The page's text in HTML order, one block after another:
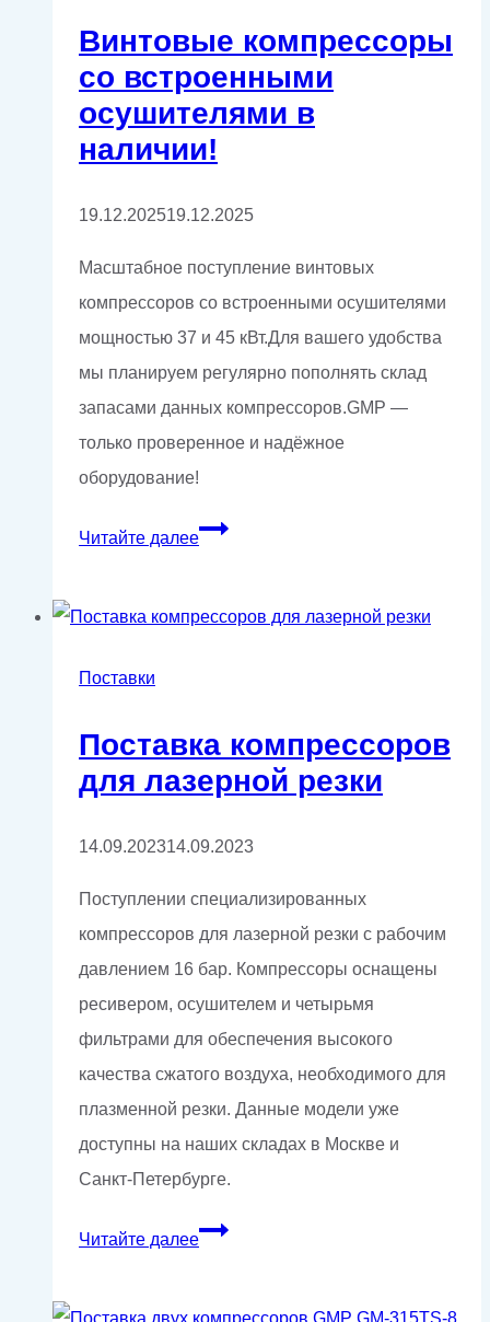
Винтовые компрессоры
со встроенными
осушителями в
наличии!
19.12.202519.12.2025
Масштабное поступление винтовых
компрессоров со встроенными осушителями
мощностью 37 и 45 кВт.Для вашего удобства
мы планируем регулярно пополнять склад
запасами данных компрессоров.GMP —
только проверенное и надёжное
оборудование!
Читайте далееВинтовые
наличии!
Поставки
Поставка компрессоров
для лазерной резки
14.09.202314.09.2023
Поступлении специализированных
компрессоров для лазерной резки с рабочим
давлением 16 бар. Компрессоры оснащены
ресивером, осушителем и четырьмя
фильтрами для обеспечения высокого
качества сжатого воздуха, необходимого для
плазменной резки. Данные модели уже
доступны на наших складах в Москве и
Санкт-Петербурге.
Читайте далееПоставка